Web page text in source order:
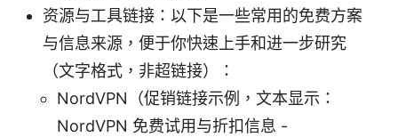
资源与工具链接：以下是一些常用的免费方案
与信息来源，便于你快速上手和进一步研究
（文字格式，非超链接）：
NordVPN（促销链接示例，文本显示：
NordVPN 免费试用与折扣信息 -